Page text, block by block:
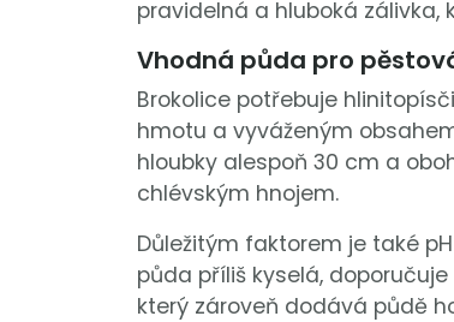
pravidelná a hluboká zálivka,
Vhodná půda pro
Brokolice potřebuje
hmotu a vyváženým
hloubky alespoň 30 cm a
chlévským hnojem.
Důležitým faktorem je také
půda příliš kyselá,
který zároveň dodává půdě